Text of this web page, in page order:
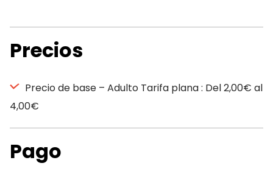
Precios
Precio de base – Adulto Tarifa plana : Del 2,00€ al
4,00€
Pago